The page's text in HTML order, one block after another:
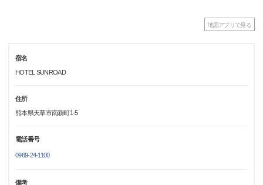
地図アプリで見る
宿名
HOTEL SUNROAD
住所
熊本県天草市南新町1-5
電話番号
0969-24-1100
備考